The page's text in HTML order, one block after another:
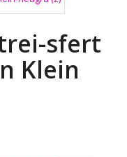
sfert
Klein